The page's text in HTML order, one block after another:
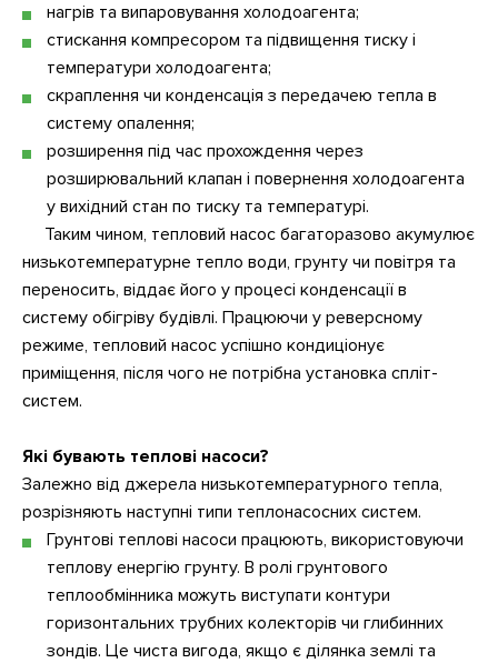
нагрів та випаровування холодоагента;
стискання компресором та підвищення тиску і
температури холодоагента;
скраплення чи конденсація з передачею тепла в
систему опалення;
розширення під час прохождення через
розширювальний клапан і повернення холодоагента
у вихідний стан по тиску та температурі.
Таким чином, тепловий насос багаторазово акумулює
низькотемпературне тепло води, грунту чи повітря та
переносить, віддає його у процесі конденсації в
систему обігріву будівлі. Працюючи у реверсному
режиме, тепловий насос успішно кондиціонує
приміщення, після чого не потрібна установка спліт-
систем.
Які бувають теплові насоси?
Залежно від джерела низькотемпературного тепла,
розрізняють наступні типи теплонасосних систем.
Грунтові теплові насоси працюють, використовуючи
теплову енергію грунту. В ролі грунтового
теплообмінника можуть виступати контури
горизонтальних трубних колекторів чи глибинних
зондів. Це чиста вигода, якщо є ділянка землі та